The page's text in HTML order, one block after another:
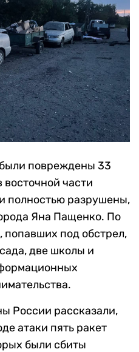
повреждены 33
части
полностью разрушены,
Яна Пащенко. По
попавших под обстрел,
две школы и
России рассказали,
атаки пять ракет
были сбиты